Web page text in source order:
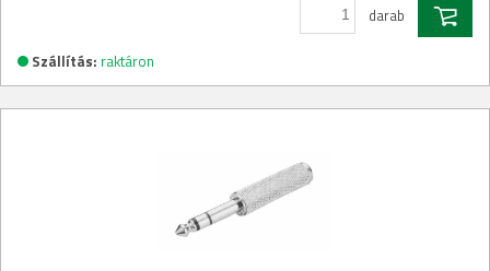
darab
Szállítás: raktáron